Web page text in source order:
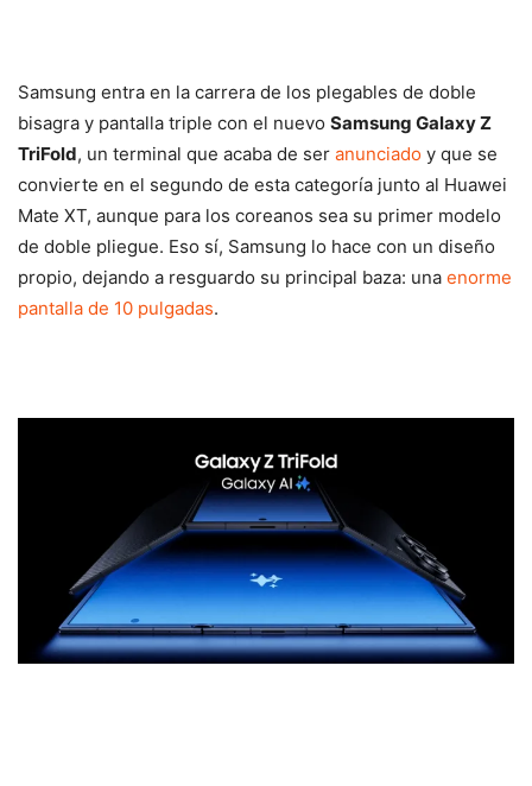
Samsung entra en la carrera de los plegables de doble
bisagra y pantalla triple con el nuevo Samsung Galaxy Z
TriFold, un terminal que acaba de ser anunciado y que se
convierte en el segundo de esta categoría junto al Huawei
Mate XT, aunque para los coreanos sea su primer modelo
de doble pliegue. Eso sí, Samsung lo hace con un diseño
propio, dejando a resguardo su principal baza: una enorme
pantalla de 10 pulgadas.